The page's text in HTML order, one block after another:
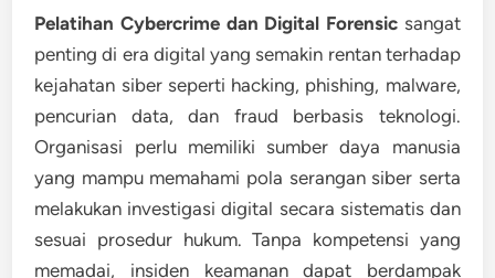
Pelatihan Cybercrime dan Digital Forensic sangat
penting di era digital yang semakin rentan terhadap
kejahatan siber seperti hacking, phishing, malware,
pencurian data, dan fraud berbasis teknologi.
Organisasi perlu memiliki sumber daya manusia
yang mampu memahami pola serangan siber serta
melakukan investigasi digital secara sistematis dan
sesuai prosedur hukum. Tanpa kompetensi yang
memadai, insiden keamanan dapat berdampak